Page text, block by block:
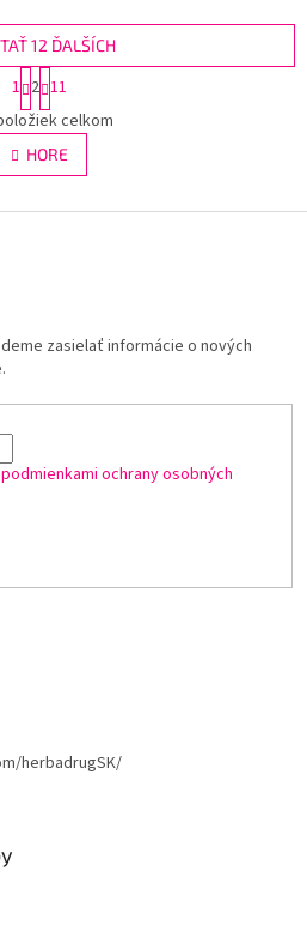
O
v
l
á
r
v
y
p
12 ĎALŠÍCH
S
t
r
á
n
k
v
1 2 11
celkom
HORE
zasielať informácie o nových
podmienkami ochrany osobných
herbadrugSK/